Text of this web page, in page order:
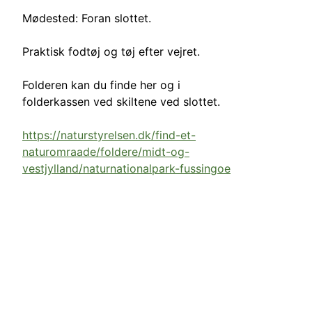
Mødested: Foran slottet.
Praktisk fodtøj og tøj efter vejret.
Folderen kan du finde her og i
folderkassen ved skiltene ved slottet.
https://naturstyrelsen.dk/find-et-
naturomraade/foldere/midt-og-
vestjylland/naturnationalpark-fussingoe